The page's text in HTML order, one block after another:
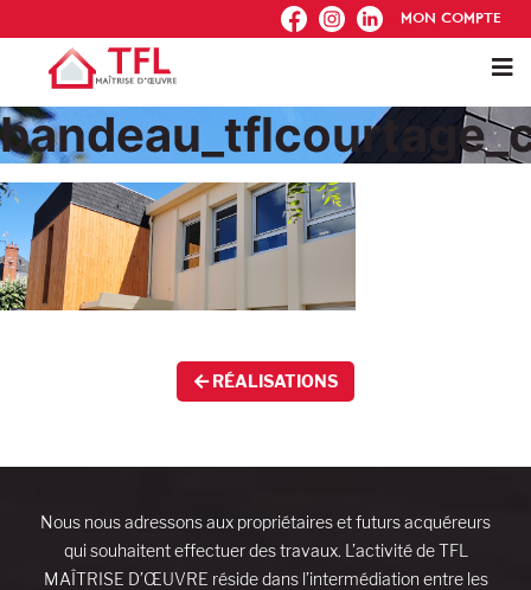
FB IG IN MON COMPTE
RÉALISATIONS
Nous nous adressons aux propriétaires et futurs acquéreurs
qui souhaitent effectuer des travaux. L’activité de TFL
MAÎTRISE D’ŒUVRE réside dans l’intermédiation entre les